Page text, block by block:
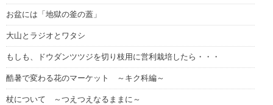
お盆には「地獄の釜の蓋」
大山とラジオとワタシ
もしも、ドウダンツツジを切り枝用に営利栽培したら・・・
酷暑で変わる花のマーケット ～キク科編～
杖について ～つえつえなるままに～